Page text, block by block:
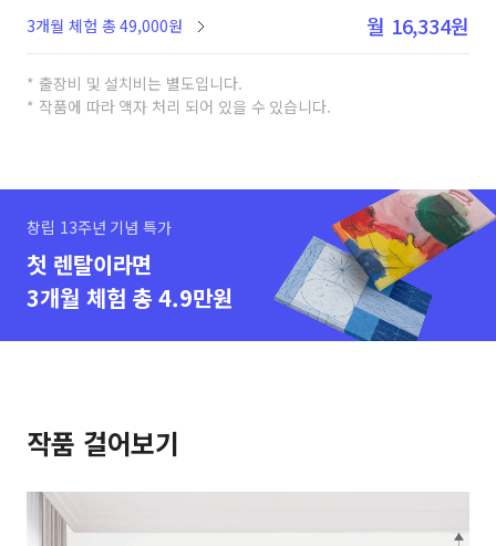
3개월 체험 총 49,000원 월 16,334원
* 출장비 및 설치비는 별도입니다.
* 작품에 따라 액자 처리 되어 있을 수 있습니다.
창립 13주년 기념 특가
첫 렌탈이라면
3개월 체험 총 4.9만원
작품 걸어보기